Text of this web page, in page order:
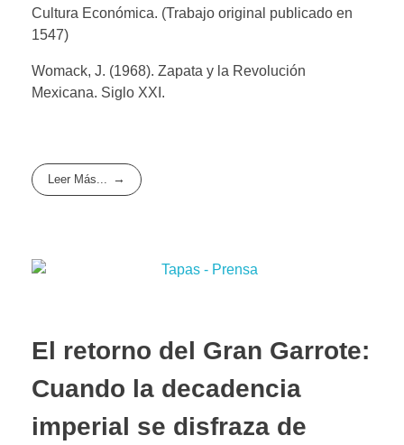
Cultura Económica. (Trabajo original publicado en
1547)
Womack, J. (1968). Zapata y la Revolución
Mexicana. Siglo XXI.
Leer Más...
El retorno del Gran Garrote:
Cuando la decadencia
imperial se disfraza de